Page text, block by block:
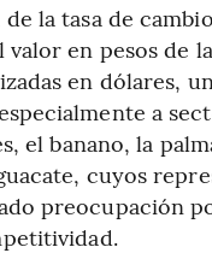
la tasa de
en pesos de
en dólares,
a
el banano, la
cuyos
preocupación